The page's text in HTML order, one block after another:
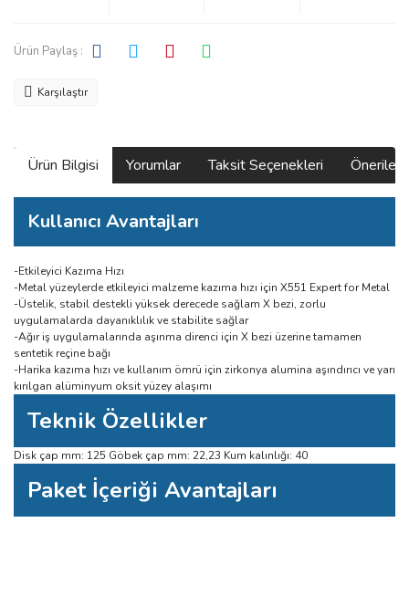
Ürün Paylaş :
Karşılaştır
Ürün Bilgisi Yorumlar Taksit Seçenekleri
Kullanıcı Avantajları
-Etkileyici Kazıma Hızı
-Metal yüzeylerde etkileyici malzeme kazıma hızı için X551 Expert for Metal
-Üstelik, stabil destekli yüksek derecede sağlam X bezi, zorlu
uygulamalarda dayanıklılık ve stabilite sağlar
-Ağır iş uygulamalarında aşınma direnci için X bezi üzerine tamamen
sentetik reçine bağı
-Harika kazıma hızı ve kullanım ömrü için zirkonya alumina aşındırıcı ve yarı
kırılgan alüminyum oksit yüzey alaşımı
Teknik Özellikler
Disk çap mm: 125 Göbek çap mm: 22,23 Kum kalınlığı: 40
Paket İçeriği Avantajları